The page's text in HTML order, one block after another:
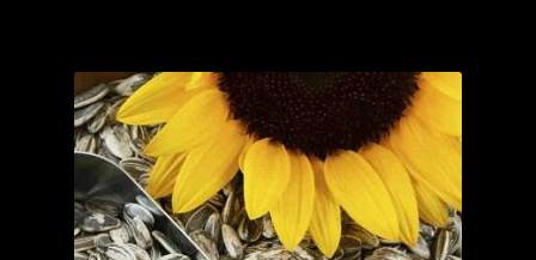
germinar
cantidad